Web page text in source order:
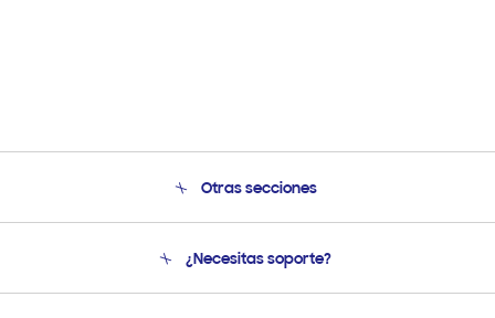
Otras secciones
Soporte
¿Necesitas soporte?